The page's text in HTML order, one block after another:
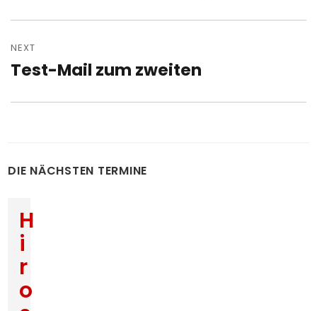
NEXT
Next
Test-Mail zum zweiten
DIE NÄCHSTEN TERMINE
H
i
r
o